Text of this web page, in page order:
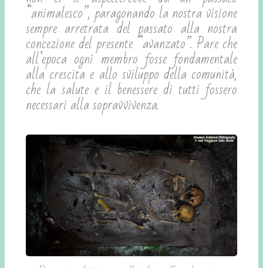
“animalesco”, paragonando la nostra visione
sempre arretrata del passato alla nostra
concezione del presente “avanzato”. Pare che
all’epoca ogni membro fosse fondamentale
alla crescita e allo sviluppo della comunità,
che la salute e il benessere di tutti fossero
necessari alla sopravvivenza.